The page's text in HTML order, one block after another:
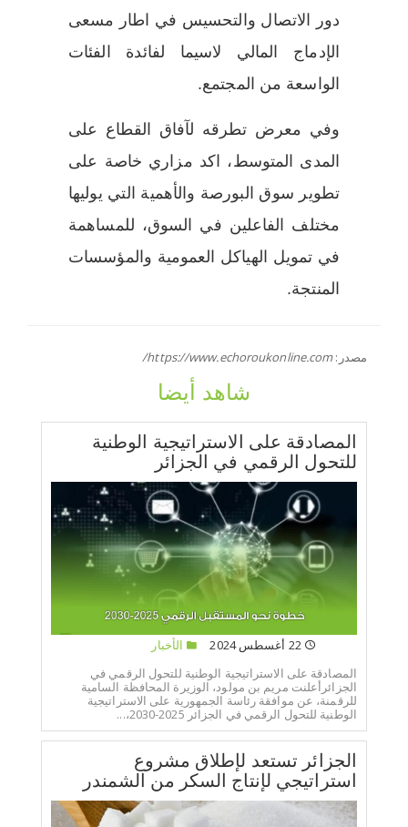
دور الاتصال والتحسيس في اطار مسعى
الإدماج المالي لاسيما لفائدة الفئات
الواسعة من المجتمع.
وفي معرض تطرقه لآفاق القطاع على
المدى المتوسط، اكد مزاري خاصة على
تطوير سوق البورصة والأهمية التي يوليها
مختلف الفاعلين في السوق، للمساهمة
في تمويل الهياكل العمومية والمؤسسات
المنتجة.
مصدر:https://www.echoroukonline.com/
شاهد أيضا
المصادقة على الاستراتيجية الوطنية
للتحول الرقمي في الجزائر
22 أغسطس 2024
الأخبار
المصادقة على الاستراتيجية الوطنية للتحول الرقمي في
الجزائرأعلنت مريم بن مولود، الوزيرة المحافظة السامية
للرقمنة، عن موافقة رئاسة الجمهورية على الاستراتيجية
الوطنية للتحول الرقمي في الجزائر 2025-2030،...
الجزائر تستعد لإطلاق مشروع
استراتيجي لإنتاج السكر من الشمندر